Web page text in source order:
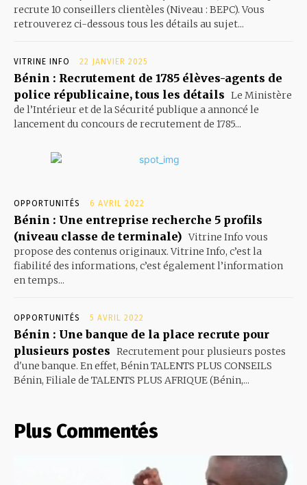
recrute 10 conseillers clientèles (Niveau : BEPC). Vous
retrouverez ci-dessous tous les détails au sujet...
VITRINE INFO 22 JANVIER 2025
Bénin : Recrutement de 1785 élèves-agents de
police républicaine, tous les détails Le Ministère
de l’Intérieur et de la Sécurité publique a annoncé le
lancement du concours de recrutement de 1785...
OPPORTUNITÉS 6 AVRIL 2022
Bénin : Une entreprise recherche 5 profils
(niveau classe de terminale) Vitrine Info vous
propose des contenus originaux. Vitrine Info, c’est la
fiabilité des informations, c’est également l’information
en temps...
OPPORTUNITÉS 5 AVRIL 2022
Bénin : Une banque de la place recrute pour
plusieurs postes Recrutement pour plusieurs postes
d'une banque. En effet, Bénin TALENTS PLUS CONSEILS
Bénin, Filiale de TALENTS PLUS AFRIQUE (Bénin,...
Plus Commentés